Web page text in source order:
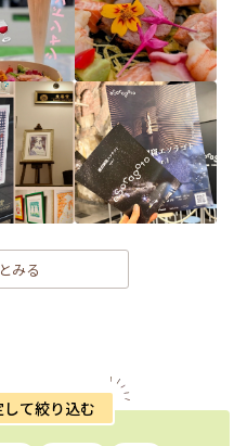
みる
て絞り込む